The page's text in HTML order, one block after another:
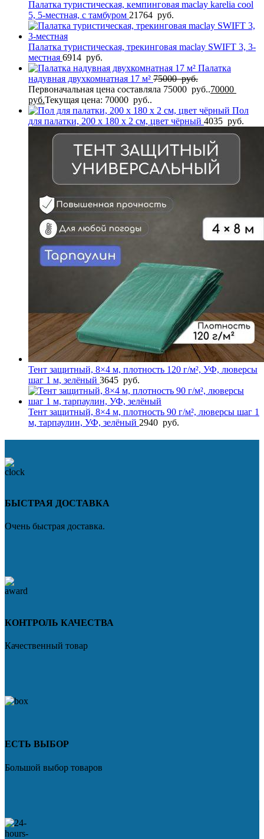
Палатка туристическая, кемпинговая maclay karelia cool
5, 5-местная, с тамбуром 21764 руб.
Палатка туристическая, трекинговая maclay SWIFT 3, 3-
местная 6914 руб.
Палатка
надувная двухкомнатная 17 м² 75000руб.
Первоначальная цена составляла 75000 руб..70000
руб.Текущая цена: 70000 руб..
Пол
для палатки, 200 х 180 х 2 см, цвет чёрный 4035 руб.
Тент защитный, 8×4 м, плотность 120 г/м², УФ, люверсы
шаг 1 м, зелёный 3645 руб.
Тент защитный, 8×4 м, плотность 90 г/м², люверсы шаг 1
м, тарпаулин, УФ, зелёный 2940 руб.
БЫСТРАЯ ДОСТАВКА
Очень быстрая доставка.
КОНТРОЛЬ КАЧЕСТВА
Качественный товар
ЕСТЬ ВЫБОР
Большой выбор товаров